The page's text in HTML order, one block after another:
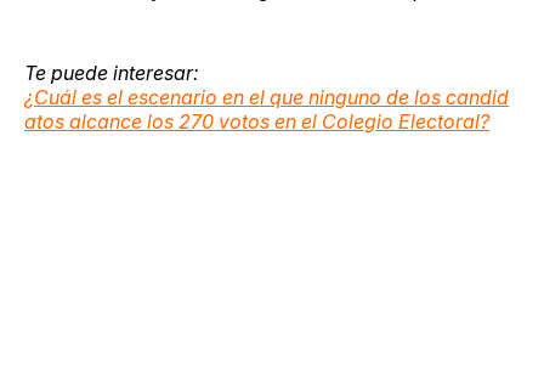
Te puede interesar:
¿Cuál es el escenario en el que ninguno de los candid
atos alcance los 270 votos en el Colegio Electoral?